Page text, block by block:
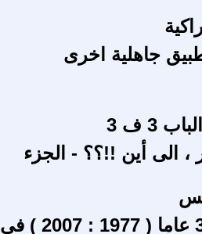
جاهلية اخرى
3 ف 3
، الى أين !!؟؟ - الجزء
تكسير الأصنام خلال 30 عاما ( 1977 : 2007 ) في